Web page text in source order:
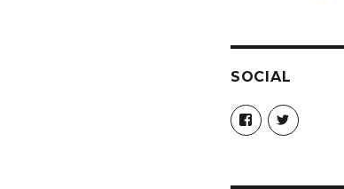
SOCIAL
Profil
von
anzeigen
Profil
von
anzeigen